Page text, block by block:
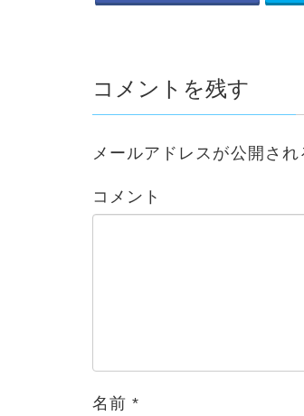
コメントを残す
メールアドレスが公開され
コメント
名前*